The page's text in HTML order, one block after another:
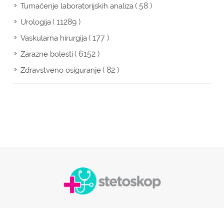
Tumačenje laboratorijskih analiza( 58 )
Urologija( 11289 )
Vaskularna hirurgija( 177 )
Zarazne bolesti( 6152 )
Zdravstveno osiguranje( 82 )